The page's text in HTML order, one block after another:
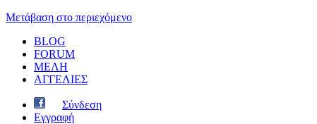
Μετάβαση στο περιεχόμενο
BLOG
FORUM
ΜΕΛΗ
ΑΓΓΕΛΙΕΣ
Σύνδεση
Εγγραφή